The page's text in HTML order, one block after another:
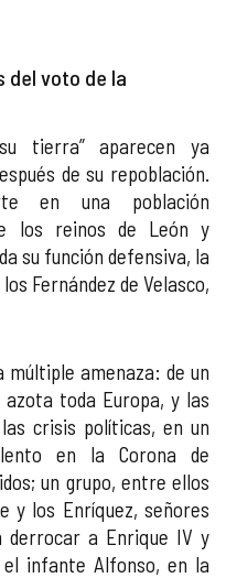
del voto de la
tierra” aparecen ya
de su repoblación.
en una población
los reinos de León y
su función defensiva, la
Fernández de Velasco,
múltiple amenaza: de un
toda Europa, y las
crisis políticas, en un
en la Corona de
un grupo, entre ellos
y los Enríquez, señores
derrocar a Enrique IV y
infante Alfonso, en la